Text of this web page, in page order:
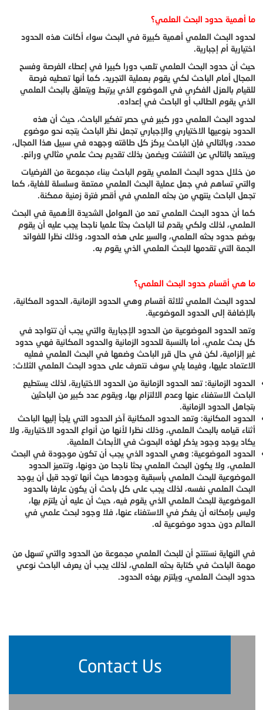
ما أهمية حدود البحث العلمي؟
لحدود البحث العلمي أهمية كبيرة في البحث سواء أكانت هذه الحدود
اختيارية أم إجبارية.
حيث أن حدود البحث العلمي تلعب دورا كبيرا في إعطاء الفرصة وفسح
المجال أمام الباحث لكي يقوم بعملية التجريد، كما أنها تعطيه فرصة
للقيام بالعزل الفكري في الموضوع الذي يرتبط ويتعلق بالبحث العلمي
الذي يقوم الطالب أو الباحث في إعداده.
لحدود البحث العلمي دور كبير في حصر تفكير الباحث، حيث أن هذه
الحدود بنوعيها الاختياري والإجباري تجعل نظر الباحث يتجه نحو موضوع
محدد، وبالتالي فإن الباحث يركز كل طاقته وجهده في سبيل هذا المجال،
ويبتعد بالتالي عن التشتت ويضمن بذلك تقديم بحث علمي مثالي ورائع.
من خلال حدود البحث العلمي يقوم الباحث ببناء مجموعة من الفرضيات
والتي تساهم في جعل عملية البحث العلمي ممتعة وسلسلة للغاية، كما
تجعل الباحث ينتهي من بحثه العلمي في أقصر فترة زمنية ممكنة.
كما أن حدود البحث العلمي تعد من العوامل الشديدة الأهمية في البحث
العلمي، لذلك ولكي يقدم لنا الباحث بحثا علميا ناجحا يجب عليه أن يقوم
بوضع حدود بحثه العلمي، والسير على هذه الحدود، وذلك نظرا للفوائد
الجمة التي تقدمها للبحث العلمي الذي يقوم به.
ما هي أقسام حدود البحث العلمي؟
لحدود البحث العلمي ثلاثة أقسام وهي الحدود الزمانية، الحدود المكانية،
بالإضافة إلى الحدود الموضوعية.
وتعد الحدود الموضوعية من الحدود الإجبارية والتي يجب أن تتواجد في
كل بحث علمي، أما بالنسبة للحدود الزمانية والحدود المكانية فهي حدود
غير إلزامية، لكن في حال قرر الباحث وضعها في البحث العلمي فعليه
الاعتماد عليها، وفيما يلي سوف نتعرف على حدود البحث العلمي الثلاث:
الحدود الزمانية: تعد الحدود الزمانية من الحدود الاختيارية، لذلك يستطيع
الباحث الاستغناء عنها وعدم الالتزام بها، ويقوم عدد كبير من الباحثين
بتجاهل الحدود الزمانية.
الحدود المكانية: وتعد الحدود المكانية آخر الحدود التي يلجأ إليها الباحث
أثناء قيامه بالبحث العلمي، وذلك نظرا لأنها من أنواع الحدود الاختيارية، ولا
يكاد يوجد وجود يذكر لهذه البحوث في الأبحاث العلمية.
الحدود الموضوعية: وهي الحدود الذي يجب أن تكون موجودة في البحث
العلمي، ولا يكون البحث العلمي بحثا ناجحا من دونها، وتتميز الحدود
الموضوعية للبحث العلمي بأسبقية وجودها حيث أنها توجد قبل أن يوجد
البحث العلمي نفسه، لذلك يجب على كل باحث أن يكون عارفا بالحدود
الموضوعية للبحث العلمي الذي يقوم فيه، حيث أن عليه أن يلتزم بها،
وليس بإمكانه أن يفكر في الاستغناء عنها، فلا وجود لبحث علمي في
العالم دون حدود موضوعية له.
في النهاية نستنتج أن للبحث العلمي مجموعة من الحدود والتي تسهل من
مهمة الباحث في كتابة بحثه العلمي، لذلك يجب أن يعرف الباحث نوعي
حدود البحث العلمي، ويلتزم بهذه الحدود.
Contact Us